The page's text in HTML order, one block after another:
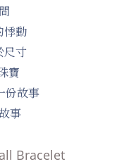
悸動
尺寸
寶
份故事
事
Bracelet